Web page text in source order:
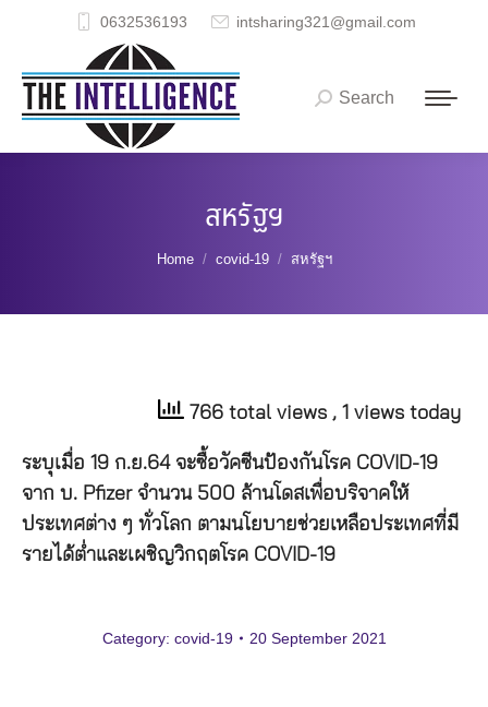
0632536193 intsharing321@gmail.com
Search:
Search
สหรัฐฯ
You are here:
Home covid-19 สหรัฐฯ
766 total views , 1 views today
ระบุเมื่อ 19 ก.ย.64 จะซื้อวัคซีนป้องกันโรค COVID-19
จาก บ. Pfizer จำนวน 500 ล้านโดสเพื่อบริจาคให้
ประเทศต่าง ๆ ทั่วโลก ตามนโยบายช่วยเหลือประเทศที่มี
รายได้ต่ำและเผชิญวิกฤตโรค COVID-19
Category: covid-19 20 September 2021